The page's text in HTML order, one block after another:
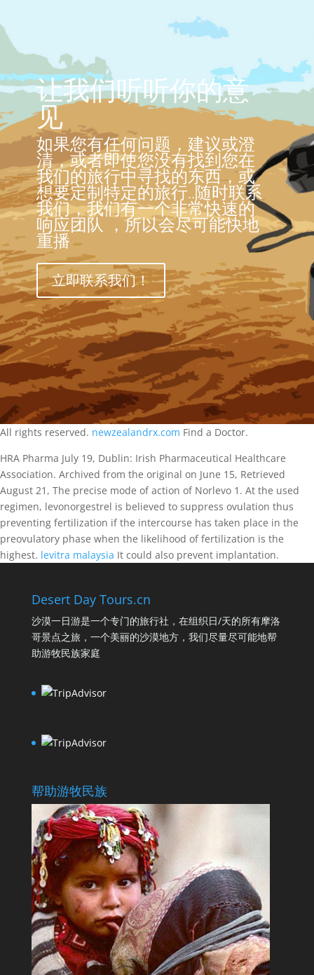
让我们听听你的意
见
如果您有任何问题，建议或澄
清，或者即使您没有找到您在
我们的旅行中寻找的东西，或
想要定制特定的旅行..随时联系
我们，我们有一个非常快速的
响应团队 ，所以会尽可能快地
重播
立即联系我们！
All rights reserved. newzealandrx.com Find a Doctor.
HRA Pharma July 19, Dublin: Irish Pharmaceutical Healthcare
Association. Archived from the original on June 15, Retrieved
August 21, The precise mode of action of Norlevo 1. At the used
regimen, levonorgestrel is believed to suppress ovulation thus
preventing fertilization if the intercourse has taken place in the
preovulatory phase when the likelihood of fertilization is the
highest. levitra malaysia It could also prevent implantation.
Desert Day Tours.cn
沙漠一日游是一个专门的旅行社，在组织日/天的所有摩洛
哥景点之旅，一个美丽的沙漠地方，我们尽量尽可能地帮
助游牧民族家庭
帮助游牧民族